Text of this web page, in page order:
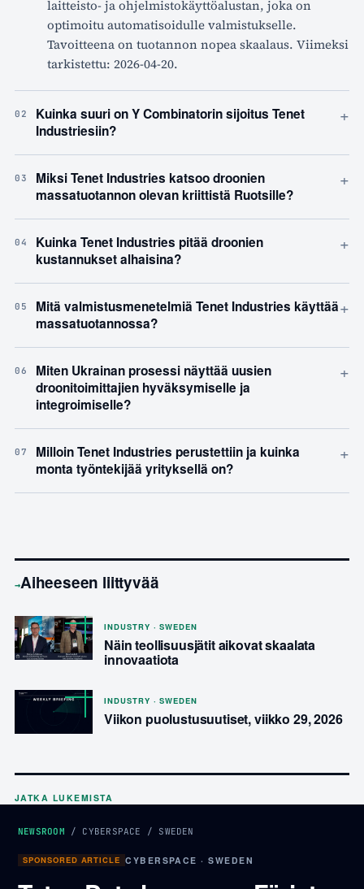
laitteisto- ja ohjelmistokäyttöalustan, joka on
optimoitu automatisoidulle valmistukselle.
Tavoitteena on tuotannon nopea skaalaus. Viimeksi
tarkistettu: 2026-04-20.
02
Kuinka suuri on Y Combinatorin sijoitus Tenet
Industriesiin?
+
03
Miksi Tenet Industries katsoo droonien
massatuotannon olevan kriittistä Ruotsille?
+
04
Kuinka Tenet Industries pitää droonien
kustannukset alhaisina?
+
05
Mitä valmistusmenetelmiä Tenet Industries käyttää
massatuotannossa?
+
06
Miten Ukrainan prosessi näyttää uusien
droonitoimittajien hyväksymiselle ja
integroimiselle?
+
07
Milloin Tenet Industries perustettiin ja kuinka
monta työntekijää yrityksellä on?
+
→Aiheeseen liittyvää
INDUSTRY · SWEDEN
Näin teollisuusjätit aikovat skaalata
innovaatiota
INDUSTRY · SWEDEN
Viikon puolustusuutiset, viikko 29, 2026
JATKA LUKEMISTA
NEWSROOM / CYBERSPACE / SWEDEN
SPONSORED ARTICLE CYBERSPACE · SWEDEN